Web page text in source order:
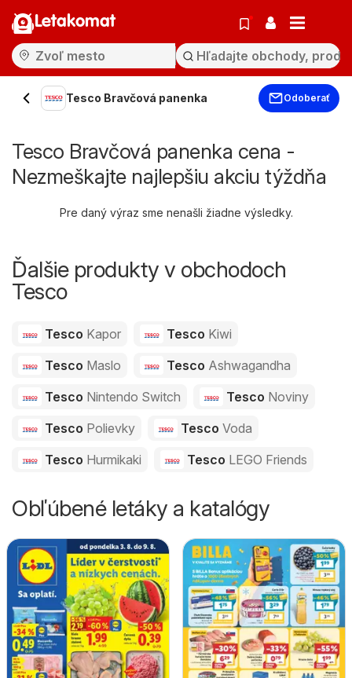
Letakomat
Tesco Bravčová panenka Odoberať
Tesco Bravčová panenka cena -
Nezmeškajte najlepšiu akciu týždňa
Pre daný výraz sme nenašli žiadne výsledky.
Ďalšie produkty v obchodoch
Tesco
Tesco Kapor Tesco Kiwi
Tesco Maslo Tesco Ashwagandha
Tesco Nintendo Switch Tesco Noviny
Tesco Polievky Tesco Voda
Tesco Hurmikaki Tesco LEGO Friends
Obľúbené letáky a katalógy